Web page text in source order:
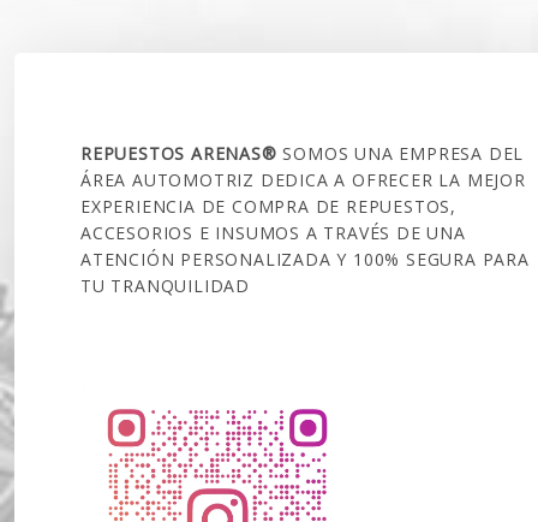
REPUESTOS ARENAS®SOMOS UNA EMPRESA DEL
ÁREA AUTOMOTRIZ DEDICA A OFRECER LA MEJOR
EXPERIENCIA DE COMPRA DE REPUESTOS,
ACCESORIOS E INSUMOS A TRAVÉS DE UNA
ATENCIÓN PERSONALIZADA Y 100% SEGURA PARA
TU TRANQUILIDAD